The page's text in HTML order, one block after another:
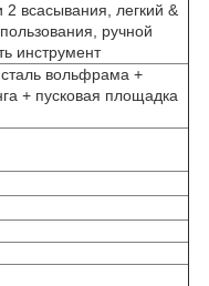
2 всасывания, легкий &
ручной
инструмент
вольфрама +
+ пусковая площадка